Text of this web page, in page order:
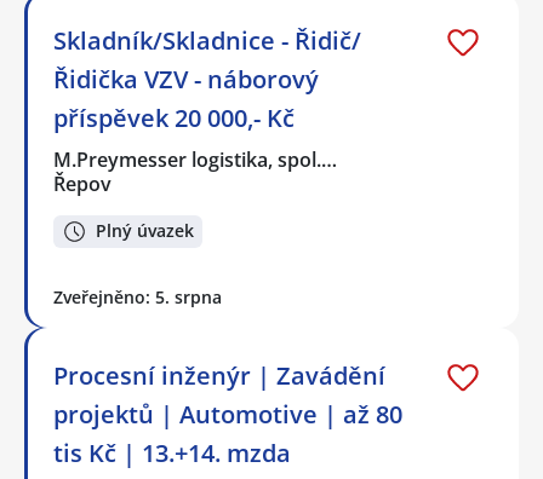
Skladník/Skladnice - Řidič/
Řidička VZV - náborový
příspěvek 20 000,- Kč
M.Preymesser logistika, spol.…
Řepov
Plný úvazek
Zveřejněno: 5. srpna
Procesní inženýr | Zavádění
projektů | Automotive | až 80
tis Kč | 13.+14. mzda